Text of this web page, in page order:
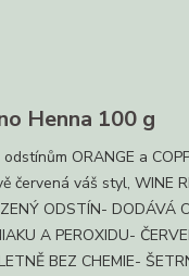
Henna 100 g
ORANGE a
červená váš styl, WINE
ODSTÍN- DODÁVÁ
A PEROXIDU-
BEZ CHEMIE-